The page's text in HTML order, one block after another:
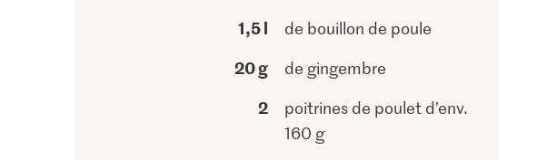
1,5 l de bouillon de poule
20 g de gingembre
2
poitrines de poulet d’env.
160 g